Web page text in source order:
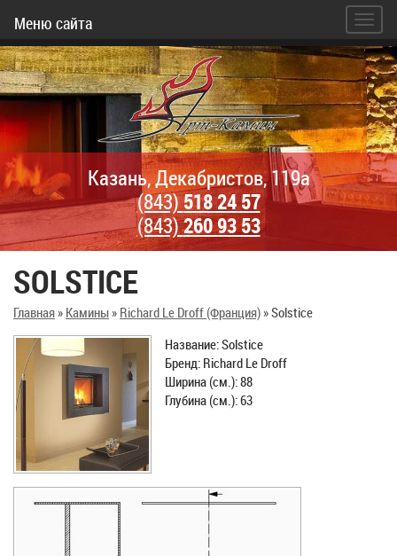
Меню сайта
Казань, Декабристов, 119а
(843)518 24 57
(843)260 93 53
SOLSTICE
Главная» Камины» Richard Le Droff (Франция)»Solstice
Название: Solstice
Бренд: Richard Le Droff
Ширина (см.): 88
Глубина (см.): 63